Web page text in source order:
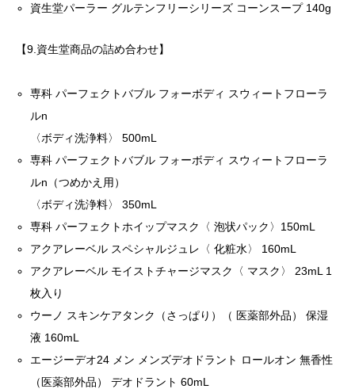
資生堂パーラー グルテンフリーシリーズ コーンスープ 140g
【9.資生堂商品の詰め合わせ】
専科 パーフェクトバブル フォーボディ スウィートフローラ
ルn
〈ボディ洗浄料〉 500mL
専科 パーフェクトバブル フォーボディ スウィートフローラ
ルn（つめかえ用）
〈ボディ洗浄料〉 350mL
専科 パーフェクトホイップマスク〈 泡状パック〉150mL
アクアレーベル スペシャルジュレ〈 化粧水〉 160mL
アクアレーベル モイストチャージマスク〈 マスク〉 23mL 1
枚入り
ウーノ スキンケアタンク（さっぱり）（ 医薬部外品） 保湿
液 160mL
エージーデオ24 メン メンズデオドラント ロールオン 無香性
（医薬部外品） デオドラント 60mL